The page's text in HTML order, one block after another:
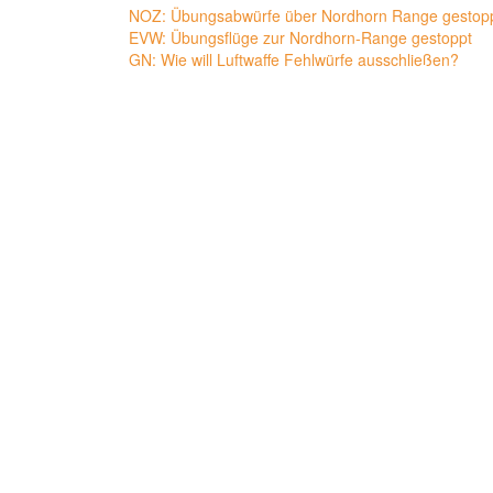
NOZ: Übungsabwürfe über Nordhorn Range
EVW: Übungsflüge zur Nordhorn-Range gestoppt
GN: Wie will Luftwaffe Fehlwürfe ausschließen?